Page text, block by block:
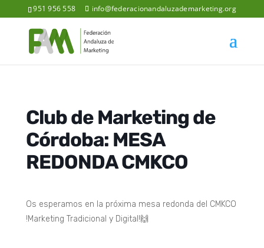
951 956 558 info@federacionandaluzademarketing.org
Club de Marketing de
Córdoba: MESA
REDONDA CMKCO
Os esperamos en la próxima mesa redonda del CMKCO
!Marketing Tradicional y Digital!🙌